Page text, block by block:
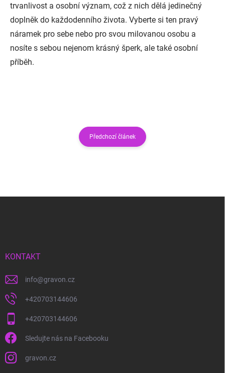
trvanlivost a osobní význam, což z nich dělá jedinečný
doplněk do každodenního života. Vyberte si ten pravý
náramek pro sebe nebo pro svou milovanou osobu a
nosíte s sebou nejenom krásný šperk, ale také osobní
příběh.
Předchozí článek
KONTAKT
info@gravon.cz
+420703144606
+420703144606
Sledujte nás na Facebooku
gravon.cz